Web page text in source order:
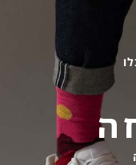
יודפת
ווטסאפ בלבד
058-